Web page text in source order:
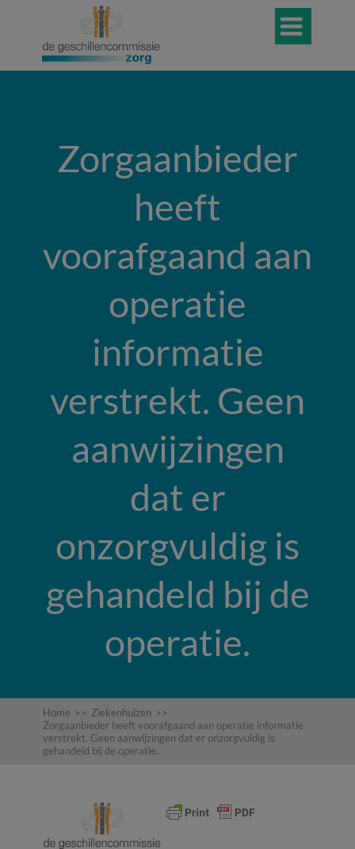

Zorgaanbieder
heeft
voorafgaand aan
operatie
informatie
verstrekt. Geen
aanwijzingen
dat er
onzorgvuldig is
gehandeld bij de
operatie.
Home >> Ziekenhuizen >>
Zorgaanbieder heeft voorafgaand aan operatie informatie
verstrekt. Geen aanwijzingen dat er onzorgvuldig is
gehandeld bij de operatie.